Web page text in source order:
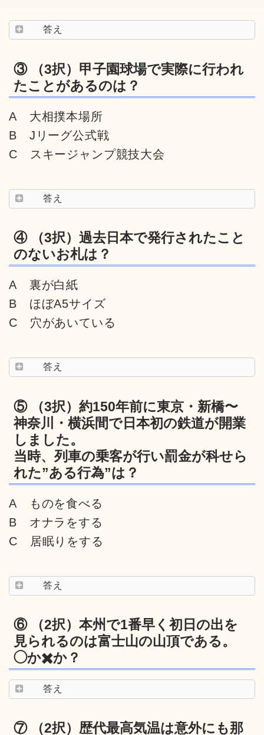
答え
③ （3択）甲子園球場で実際に行われ
たことがあるのは？
A 大相撲本場所
B Jリーグ公式戦
C スキージャンプ競技大会
答え
④ （3択）過去日本で発行されたこと
のないお札は？
A 裏が白紙
B ほぼA5サイズ
C 穴があいている
答え
⑤ （3択）約150年前に東京・新橋〜
神奈川・横浜間で日本初の鉄道が開業
しました。
当時、列車の乗客が行い罰金が科せら
れた”ある行為”は？
A ものを食べる
B オナラをする
C 居眠りをする
答え
⑥ （2択）本州で1番早く初日の出を
見られるのは富士山の山頂である。
◯か✖️か？
答え
⑦ （2択）歴代最高気温は意外にも那